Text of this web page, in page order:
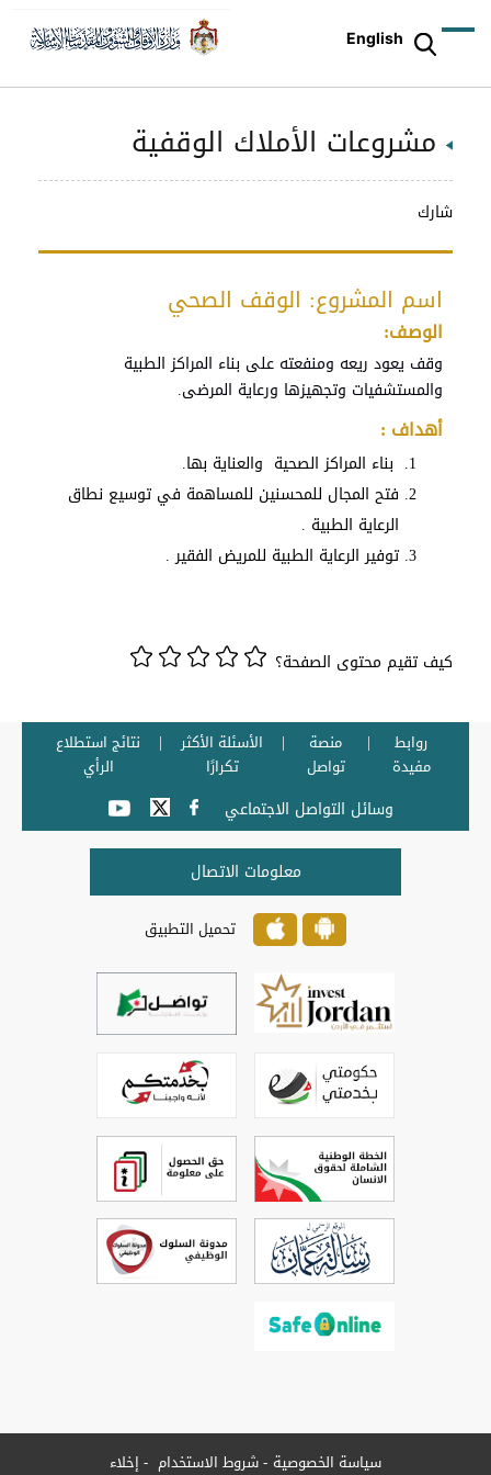
English
مشروعات الأملاك الوقفية
شارك
اسم المشروع: الوقف الصحي
الوصف:
وقف يعود ريعه ومنفعته على بناء المراكز الطبية
والمستشفيات وتجهيزها ورعاية المرضى.
أهداف :
بناء المراكز الصحية والعناية بها.
فتح المجال للمحسنين للمساهمة في توسيع نطاق
الرعاية الطبية .
توفير الرعاية الطبية للمريض الفقير .
كيف تقيم محتوى الصفحة؟
روابط
مفيدة
منصة
تواصل
الأسئلة الأكثر
تكرارًا
نتائج استطلاع
الرأي
وسائل التواصل الاجتماعي
معلومات الاتصال
تحميل التطبيق
سياسة الخصوصية شروط الاستخدام إخلاء